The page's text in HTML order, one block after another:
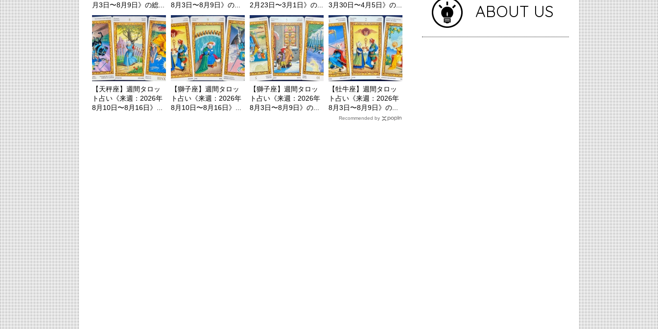
月3日〜8月9日》の総...
8月3日〜8月9日》の...
2月23日〜3月1日》の...
3月30日〜4月5日》の...
【天秤座】週間タロッ
ト占い《来週：2026年
8月10日〜8月16日》...
【獅子座】週間タロッ
ト占い《来週：2026年
8月10日〜8月16日》...
【獅子座】週間タロッ
ト占い《来週：2026年
8月3日〜8月9日》の...
【牡牛座】週間タロッ
ト占い《来週：2026年
8月3日〜8月9日》の...
Recommended by
ABOUT US